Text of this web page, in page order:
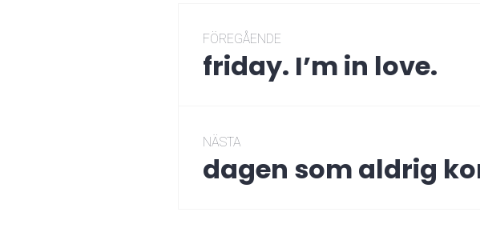
Inläggsnavigering
FÖREGÅENDE
Föregående
friday. I’m in love.
NÄSTA
Nästa
dagen som aldrig